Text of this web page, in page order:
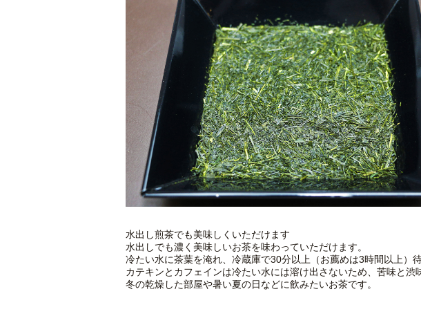
水出し煎茶でも美味しくいただけます
水出しでも濃く美味しいお茶を味わっていただけます。
冷たい水に茶葉を淹れ、冷蔵庫で30分以上（お薦めは3時間以上）待
カテキンとカフェインは冷たい水には溶け出さないため、苦味と渋
冬の乾燥した部屋や暑い夏の日などに飲みたいお茶です。